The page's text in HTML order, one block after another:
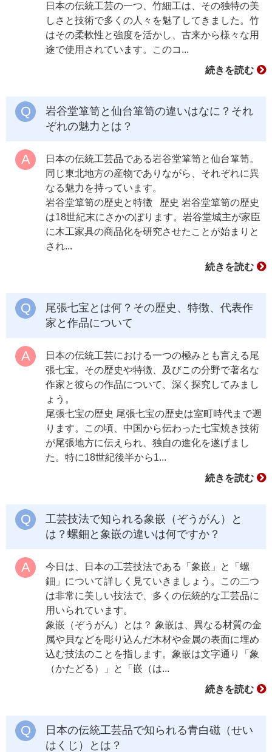
日本の伝統工芸の一つ、竹細工は、その独特の美
しさと技術で多くの人々を魅了してきました。竹
はその柔軟性と強度を活かし、古来から様々な用
途で使用されています。このコ...
続きを読む
岩谷堂箪笥と仙台箪笥の違いはなに？それ
ぞれの魅力とは？
日本の伝統工芸品である岩谷堂箪笥と仙台箪笥。
同じ東北地方の産物でありながら、それぞれに異
なる魅力を持っています。
岩谷堂箪笥の歴史と特徴 歴史 岩谷堂箪笥の歴史
は18世紀末にさかのぼります。岩谷堂城主が家臣
に木工家具の商品化を研究させたことが始まりと
され...
続きを読む
尾張七宝とは何？その歴史、特徴、代表作
家と作品について
日本の伝統工芸における一つの極みとも言える尾
張七宝。その歴史や特徴、及びこの分野で著名な
作家と彼らの作品について、深く探究してみまし
ょう。
尾張七宝の歴史 尾張七宝の歴史は室町時代まで遡
ります。この頃、中国から伝わった七宝焼き技術
が尾張地方に伝えられ、独自の進化を遂げまし
た。特に18世紀後半から1...
続きを読む
工芸技法で知られる象嵌（ぞうがん）と
は？螺鈿と象嵌の違いは何ですか？
今日は、日本の工芸技法である「象嵌」と「螺
鈿」について詳しく見ていきましょう。この二つ
は非常に美しい技法で、多くの伝統的な工芸品に
用いられています。
象嵌（ぞうがん）とは？ 象嵌は、異なる材質の金
属や貝などを彫り込んだ木材や金属の表面に埋め
込む技法のことを指します。象嵌は文字通り「象
（かたどる）」と「嵌（は...
続きを読む
日本の伝統工芸品で知られる青白磁（せい
はくじ）とは？